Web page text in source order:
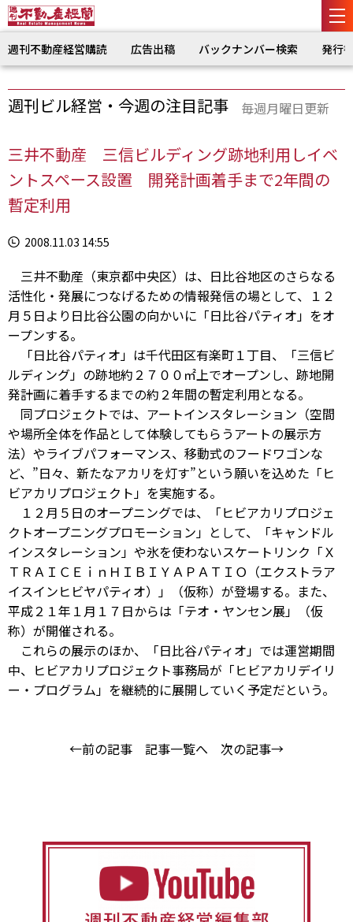
週刊不動産経営購読 広告出稿 バックナンバー検索 発行
週刊ビル経営・今週の注目記事 毎週月曜日更新
三井不動産 三信ビルディング跡地利用しイベ
ントスペース設置 開発計画着手まで2年間の
暫定利用
2008.11.03 14:55
三井不動産（東京都中央区）は、日比谷地区のさらなる
活性化・発展につなげるための情報発信の場として、１２
月５日より日比谷公園の向かいに「日比谷パティオ」をオ
ープンする。
「日比谷パティオ」は千代田区有楽町１丁目、「三信ビ
ルディング」の跡地約２７００㎡上でオープンし、跡地開
発計画に着手するまでの約２年間の暫定利用となる。
同プロジェクトでは、アートインスタレーション（空間
や場所全体を作品として体験してもらうアートの展示方
法）やライブパフォーマンス、移動式のフードワゴンな
ど、”日々、新たなアカリを灯す”という願いを込めた「ヒ
ビアカリプロジェクト」を実施する。
１２月５日のオープニングでは、「ヒビアカリプロジェ
クトオープニングプロモーション」として、「キャンドル
インスタレーション」や氷を使わないスケートリンク「Ｘ
ＴＲＡＩＣＥｉｎＨＩＢＩＹＡＰＡＴＩＯ（エクストラア
イスインヒビヤパティオ）」（仮称）が登場する。また、
平成２１年１月１７日からは「テオ・ヤンセン展」（仮
称）が開催される。
これらの展示のほか、「日比谷パティオ」では運営期間
中、ヒビアカリプロジェクト事務局が「ヒビアカリデイリ
ー・プログラム」を継続的に展開していく予定だという。
←前の記事 記事一覧へ 次の記事→